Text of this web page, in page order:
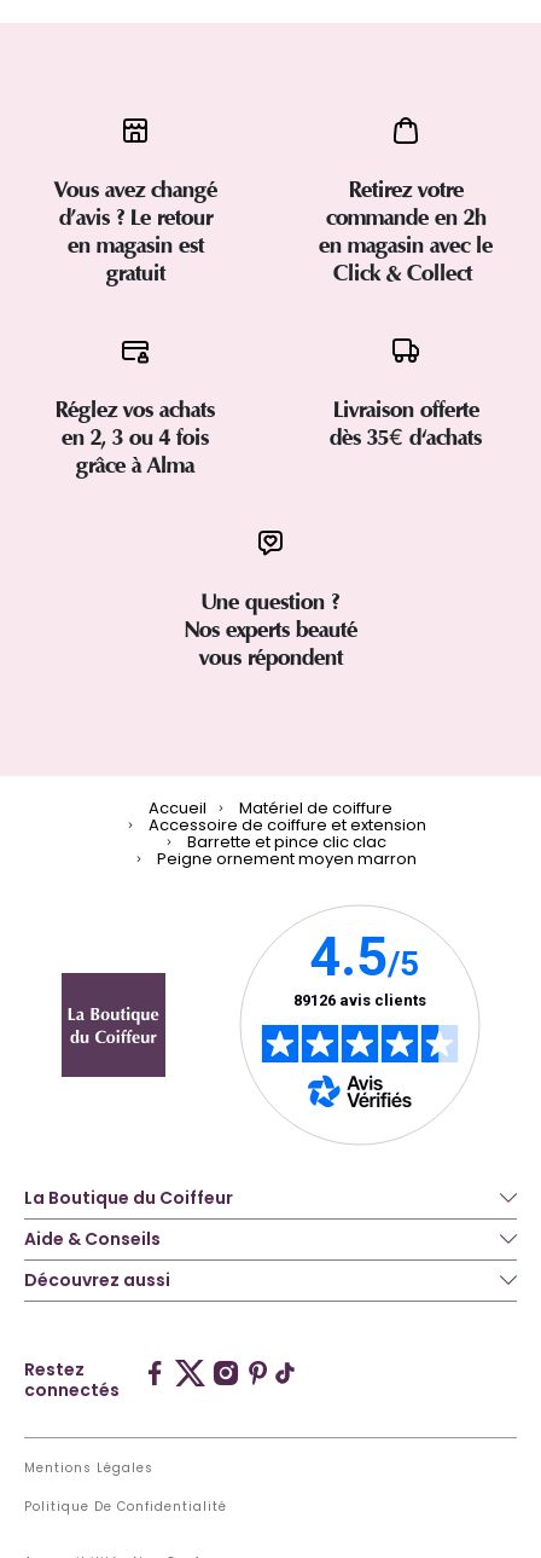
Vous avez changé
d’avis ? Le retour
en magasin est
gratuit
Retirez votre
commande en 2h
en magasin avec le
Click & Collect
Réglez vos achats
en 2, 3 ou 4 fois
grâce à Alma
Livraison offerte
dès 35€ d'achats
Une question ?
Nos experts beauté
vous répondent
Accueil Matériel de coiffure
Accessoire de coiffure et extension
Barrette et pince clic clac
Peigne ornement moyen marron
La Boutique du Coiffeur
Aide & Conseils
Découvrez aussi
Restez
connectés
Mentions Légales
Politique De Confidentialité